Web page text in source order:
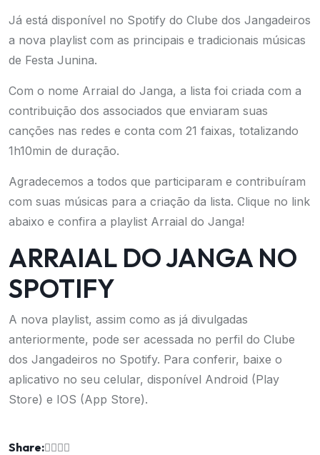
Já está disponível no Spotify do Clube dos Jangadeiros
a nova playlist com as principais e tradicionais músicas
de Festa Junina.
Com o nome Arraial do Janga, a lista foi criada com a
contribuição dos associados que enviaram suas
canções nas redes e conta com 21 faixas, totalizando
1h10min de duração.
Agradecemos a todos que participaram e contribuíram
com suas músicas para a criação da lista. Clique no link
abaixo e confira a playlist Arraial do Janga!
ARRAIAL DO JANGA NO
SPOTIFY
A nova playlist, assim como as já divulgadas
anteriormente, pode ser acessada no perfil do Clube
dos Jangadeiros no Spotify. Para conferir, baixe o
aplicativo no seu celular, disponível Android (Play
Store) e IOS (App Store).
Share: